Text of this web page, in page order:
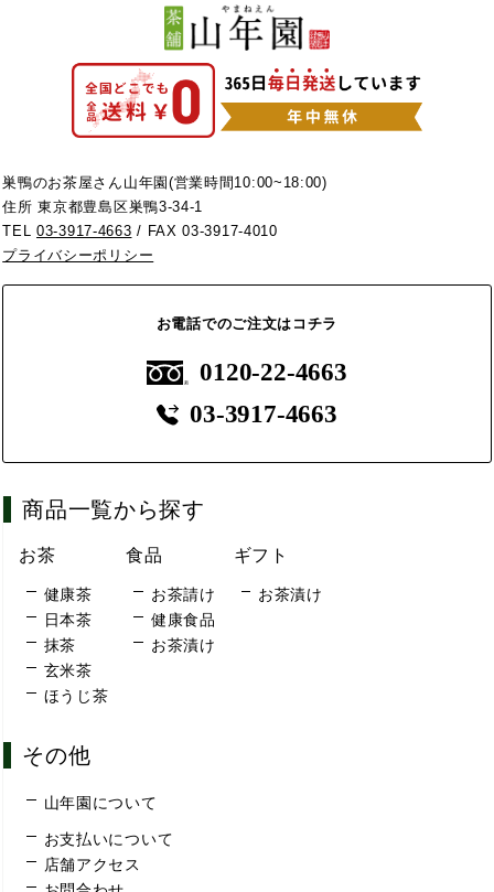
巣鴨のお茶屋さん山年園(営業時間10:00~18:00)
住所 東京都豊島区巣鴨3-34-1
TEL03-3917-4663 / FAX 03-3917-4010
プライバシーポリシー
お電話でのご注文はコチラ
0120-22-4663
03-3917-4663
商品一覧から探す
お茶
健康茶
日本茶
抹茶
玄米茶
ほうじ茶
食品
お茶請け
健康食品
お茶漬け
ギフト
お茶漬け
その他
山年園について
お支払いについて
店舗アクセス